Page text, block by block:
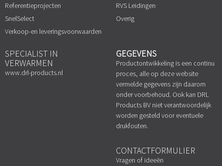
Referentieprojecten
SnelSelect
Verkoop-en leveringsvoorwaarden
RVS Leidingen
Overig
SPECIALIST IN
VERWARMEN
www.drl-products.nl
GEGEVENS
Productontwikkeling is een continu
proces, alle op deze website
vermelde gegevens zijn daarom
onder voorbehoud. Ook kan DRL
Products BV niet verantwoordelijk
worden gesteld voor eventuele
drukfouten.
CONTACTFORMULIER
Vragen of ideeën